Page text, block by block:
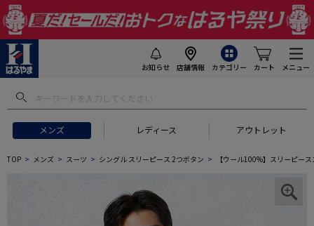
お知らせ 店舗情報 カテゴリー カート メニュー
メンズ レディース アウトレット
TOP メンズ スーツ シングル スリーピース 2つボタン 【ウール100%】スリーピー